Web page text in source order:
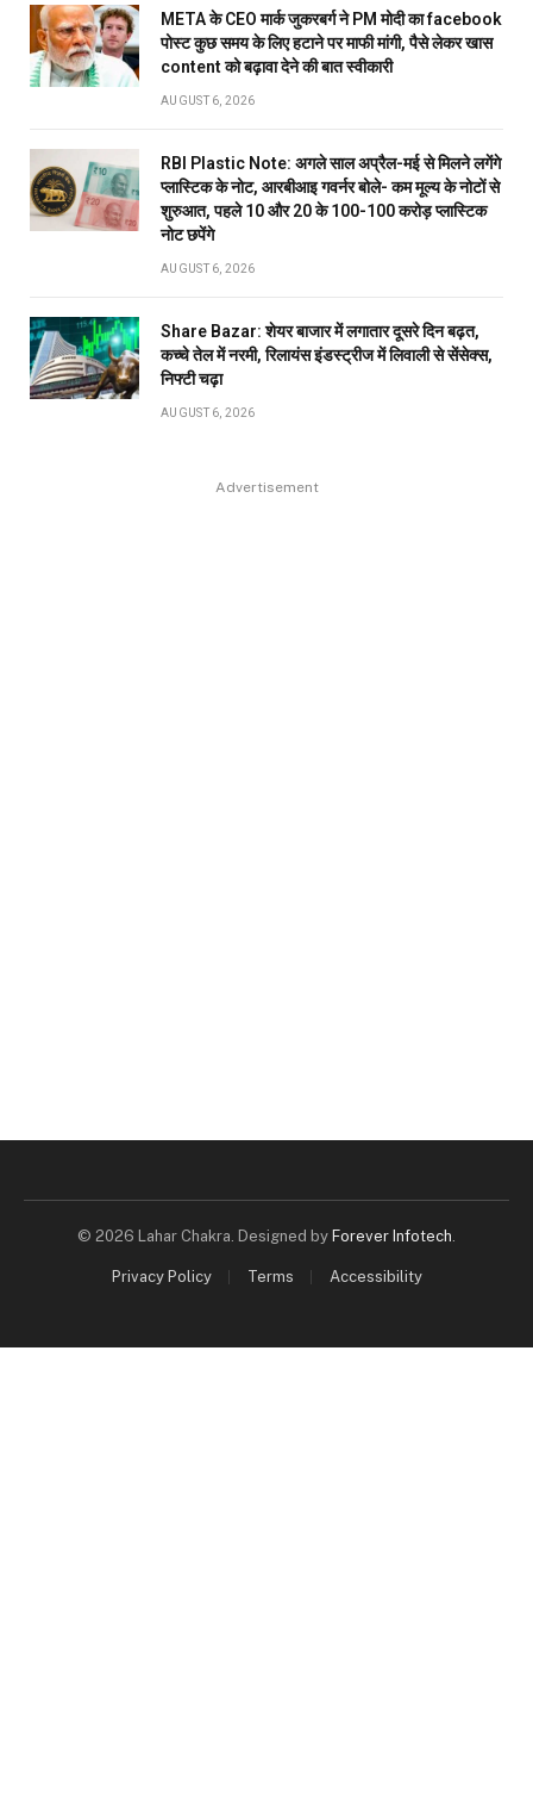
META के CEO मार्क जुकरबर्ग ने PM मोदी का facebook
पोस्ट कुछ समय के लिए हटाने पर माफी मांगी, पैसे लेकर खास
content को बढ़ावा देने की बात स्वीकारी
AUGUST 6, 2026
RBI Plastic Note: अगले साल अप्रैल-मई से मिलने लगेंगे
प्लास्टिक के नोट, आरबीआइ गवर्नर बोले- कम मूल्य के नोटों से
शुरुआत, पहले 10 और 20 के 100-100 करोड़ प्लास्टिक
नोट छपेंगे
AUGUST 6, 2026
Share Bazar: शेयर बाजार में लगातार दूसरे दिन बढ़त,
कच्चे तेल में नरमी, रिलायंस इंडस्ट्रीज में लिवाली से सेंसेक्स,
निफ्टी चढ़ा
AUGUST 6, 2026
Advertisement
© 2026 Lahar Chakra. Designed by Forever Infotech.
Privacy Policy Terms Accessibility